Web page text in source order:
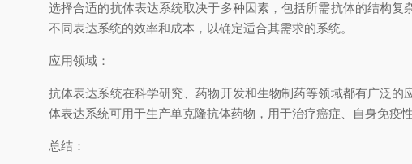
选择合适的抗体表达系统取决于多种因素，包括所需抗体的结构
不同表达系统的效率和成本，以确定适合其需求的系统。
应用领域：
抗体表达系统在科学研究、药物开发和生物制药等领域都有广泛
体表达系统可用于生产单克隆抗体药物，用于治疗癌症、自身免疫
总结：